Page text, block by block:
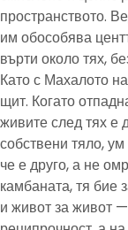
пространството.
им обособява
върти около тях,
Като с Махалото
щит. Когато
живите след тях е
собствени тяло,
че е друго, а не
камбаната, тя бие
и живот за живот